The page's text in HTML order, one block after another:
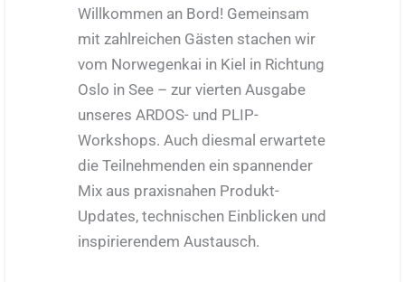
Willkommen an Bord! Gemeinsam
mit zahlreichen Gästen stachen wir
vom Norwegenkai in Kiel in Richtung
Oslo in See – zur vierten Ausgabe
unseres ARDOS- und PLIP-
Workshops. Auch diesmal erwartete
die Teilnehmenden ein spannender
Mix aus praxisnahen Produkt-
Updates, technischen Einblicken und
inspirierendem Austausch.